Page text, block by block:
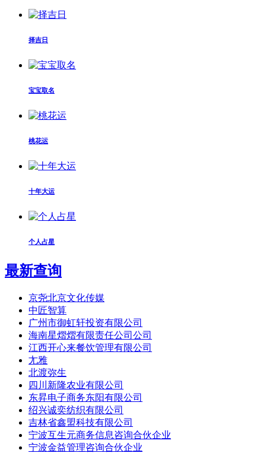
择吉日
宝宝取名
桃花运
十年大运
个人占星
最新查询
京尧北京文化传媒
中匠智算
广州市御虹轩投资有限公司
海南星熠熠有限责任公司公司
江西开心来餐饮管理有限公司
尢雅
北渡弥生
四川新隆农业有限公司
东昇电子商务东阳有限公司
绍兴诚奕纺织有限公司
吉林省鑫盟科技有限公司
宁波互生元商务信息咨询合伙企业
宁波金益管理咨询合伙企业